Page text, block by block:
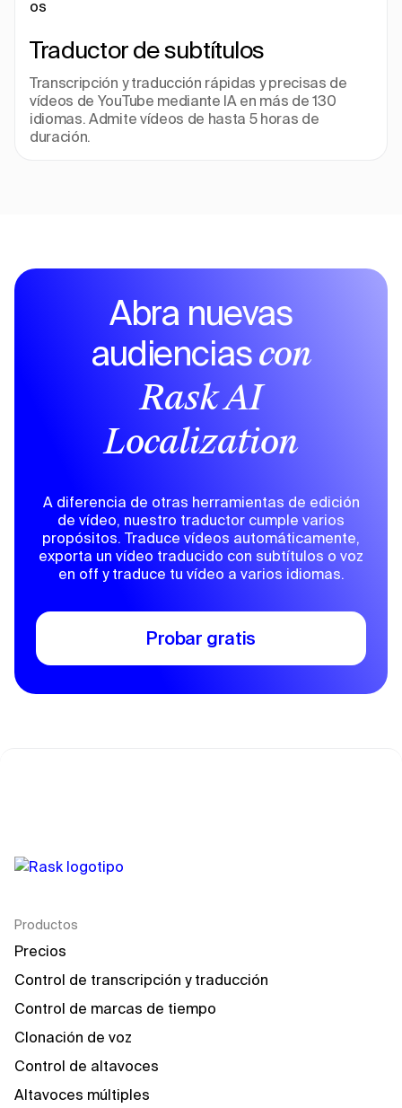
Traductor de subtítulos
Transcripción y traducción rápidas y precisas de
vídeos de YouTube mediante IA en más de 130
idiomas. Admite vídeos de hasta 5 horas de
duración.
Abra nuevas
audiencias con
Rask AI
Localization
A diferencia de otras herramientas de edición
de vídeo, nuestro traductor cumple varios
propósitos. Traduce vídeos automáticamente,
exporta un vídeo traducido con subtítulos o voz
en off y traduce tu vídeo a varios idiomas.
Probar gratis
Productos
Precios
Control de transcripción y traducción
Control de marcas de tiempo
Clonación de voz
Control de altavoces
Altavoces múltiples